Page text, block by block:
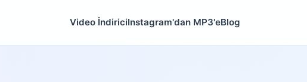
Video İndiriciInstagram'dan MP3'eBlog